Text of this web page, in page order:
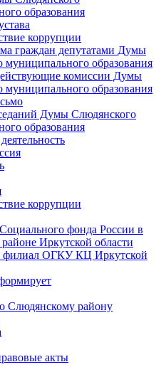
образования
коррупции
граждан депутатами Думы
муниципального образования
комиссии Думы
муниципального образования
Думы Слюдянского
образования
коррупции
фонда России в
Иркутской области
филиал ОГКУ КЦ Иркутской
району
акты